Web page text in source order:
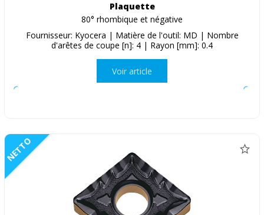
Plaquette
80° rhombique et négative
Fournisseur: Kyocera | Matière de l'outil: MD | Nombre
d'arêtes de coupe [n]: 4 | Rayon [mm]: 0.4
Voir article
NETTO